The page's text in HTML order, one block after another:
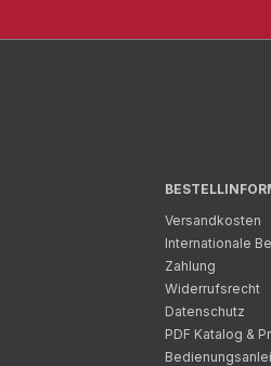
Versandkosten
Internationale
Zahlung
Widerrufsrecht
Datenschutz
PDF Katalog &